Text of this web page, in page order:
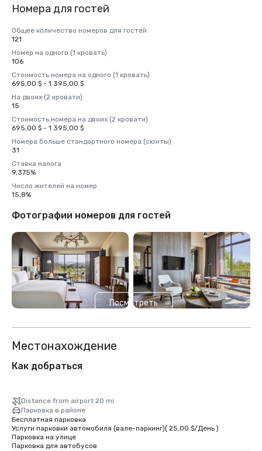
Номера для гостей
Общее количество номеров для гостей
121
Номер на одного (1 кровать)
106
Стоимость номера на одного (1 кровать)
695,00 $ - 1 395,00 $
На двоих (2 кровати)
15
Стоимость номера на двоих (2 кровати)
695,00 $ - 1 395,00 $
Номера больше стандартного номера (сюиты)
31
Ставка налога
9,375%
Число жителей на номер
15,8%
Фотографии номеров для гостей
Посмотреть
Местонахождение
Как добраться
Distance from airport 20 mi
Парковка в районе
Бесплатная парковка
Услуги парковки автомобиля (вале-паркинг)( 25,00 $/День)
Парковка на улице
Парковка для автобусов